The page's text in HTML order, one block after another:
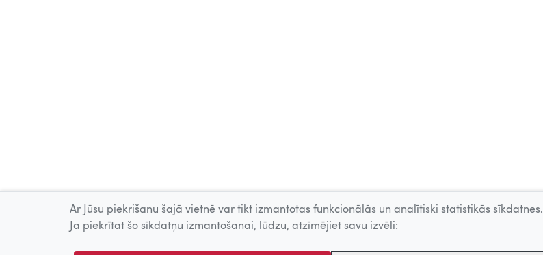
Ar Jūsu piekrišanu šajā vietnē var tikt izmantotas funkcionālās un analītiski statistikās sīkdatnes.
Ja piekrītat šo sīkdatņu izmantošanai, lūdzu, atzīmējiet savu izvēli: